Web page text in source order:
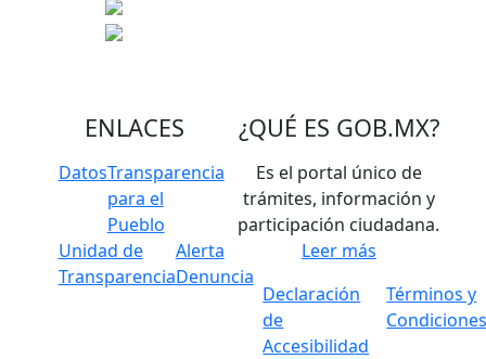
ENLACES
DatosTransparencia
para el
Pueblo
Unidad de
Transparencia
Alerta
Denuncia
¿QUÉ ES GOB.MX?
Es el portal único de
trámites, información y
participación ciudadana.
Leer más
Declaración
de
Accesibilidad
Términos y